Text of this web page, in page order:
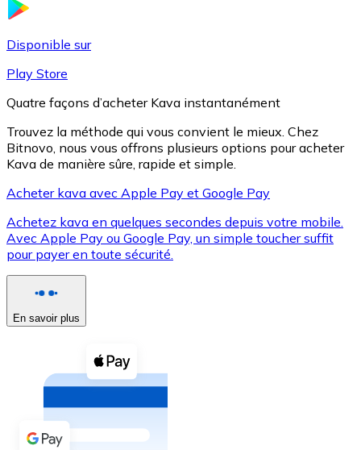
XRP
XRP
Voir toutes
Coupons crypto
Achetez des cryptomonnaies en espèces et d'autres
Acheter avec espèces
Virement SEPA
Disponible sur
Play Store
Quatre façons d’acheter Kava instantanément
Trouvez la méthode qui vous convient le mieux. Chez
Bitnovo, nous vous offrons plusieurs options pour acheter
Kava de manière sûre, rapide et simple.
Acheter kava avec Apple Pay et Google Pay
Achetez kava en quelques secondes depuis votre mobile.
Avec Apple Pay ou Google Pay, un simple toucher suffit
pour payer en toute sécurité.
En savoir plus